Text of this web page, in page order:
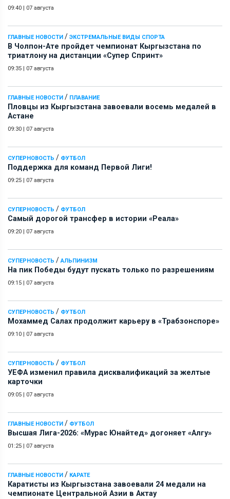
09:40 | 07 августа
ГЛАВНЫЕ НОВОСТИ / ЭКСТРЕМАЛЬНЫЕ ВИДЫ СПОРТА
В Чолпон-Ате пройдет чемпионат Кыргызстана по
триатлону на дистанции «Супер Спринт»
09:35 | 07 августа
ГЛАВНЫЕ НОВОСТИ / ПЛАВАНИЕ
Пловцы из Кыргызстана завоевали восемь медалей в
Астане
09:30 | 07 августа
СУПЕРНОВОСТЬ / ФУТБОЛ
Поддержка для команд Первой Лиги!
09:25 | 07 августа
СУПЕРНОВОСТЬ / ФУТБОЛ
Самый дорогой трансфер в истории «Реала»
09:20 | 07 августа
СУПЕРНОВОСТЬ / АЛЬПИНИЗМ
На пик Победы будут пускать только по разрешениям
09:15 | 07 августа
СУПЕРНОВОСТЬ / ФУТБОЛ
Мохаммед Салах продолжит карьеру в «Трабзонспоре»
09:10 | 07 августа
СУПЕРНОВОСТЬ / ФУТБОЛ
УЕФА изменил правила дисквалификаций за желтые
карточки
09:05 | 07 августа
ГЛАВНЫЕ НОВОСТИ / ФУТБОЛ
Высшая Лига-2026: «Мурас Юнайтед» догоняет «Алгу»
01:25 | 07 августа
ГЛАВНЫЕ НОВОСТИ / КАРАТЕ
Каратисты из Кыргызстана завоевали 24 медали на
чемпионате Центральной Азии в Актау